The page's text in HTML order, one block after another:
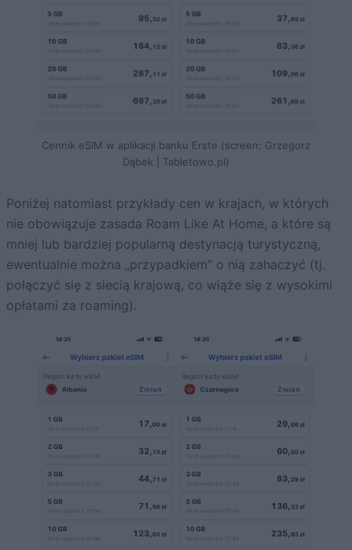
Cennik eSIM w aplikacji banku Erste (screen: Grzegorz
Dąbek | Tabletowo.pl)
Poniżej natomiast przykłady cen w krajach, w których
nie obowiązuje zasada Roam Like At Home, a które są
mniej lub bardziej popularną destynacją turystyczną,
ewentualnie można „przypadkiem” o nią zahaczyć (tj.
połączyć się z siecią krajową, co wiąże się z wysokimi
opłatami za roaming).